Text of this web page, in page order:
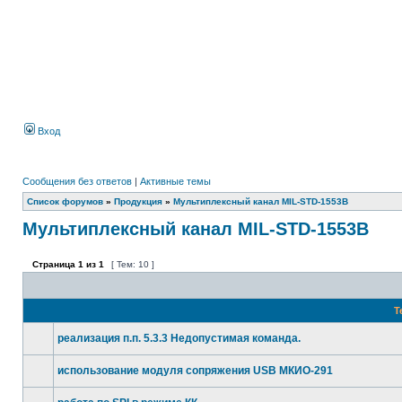
Вход
Сообщения без ответов | Активные темы
Список форумов » Продукция » Мультиплексный канал MIL-STD-1553B
Мультиплексный канал MIL-STD-1553B
Страница 1 из 1 [ Тем: 10 ]
реализация п.п. 5.3.3 Недопустимая команда.
использование модуля сопряжения USB МКИО-291